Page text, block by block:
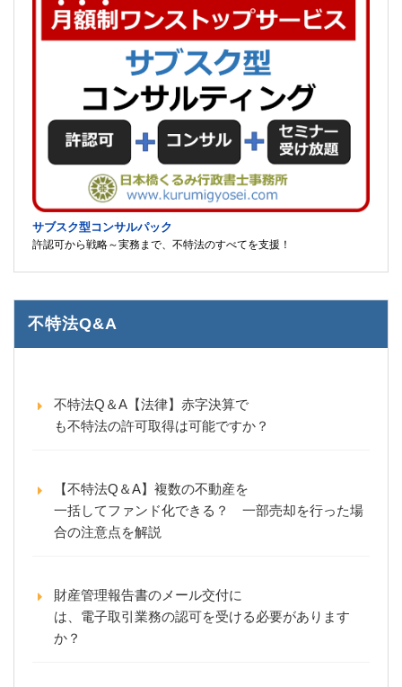
サブスク型コンサルパック
許認可から戦略～実務まで、不特法のすべてを支援！
不特法Q&A
不特法Q＆A【法律】赤字決算で
も不特法の許可取得は可能ですか？
【不特法Q＆A】複数の不動産を
一括してファンド化できる？ 一部売却を行った場
合の注意点を解説
財産管理報告書のメール交付に
は、電子取引業務の認可を受ける必要があります
か？